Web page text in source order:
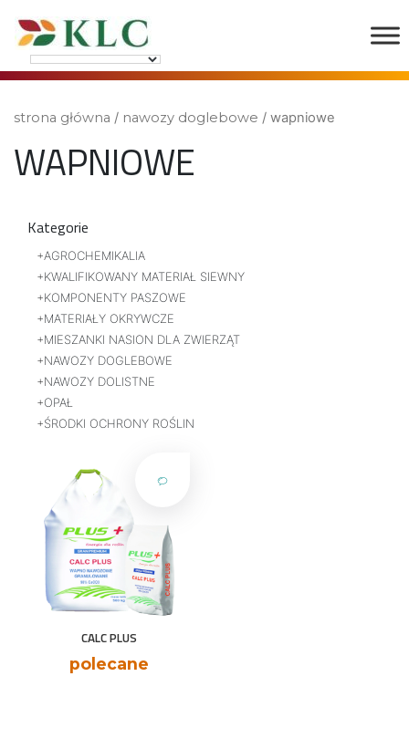
strona główna / nawozy doglebowe / wapniowe
WAPNIOWE
Kategorie
AGROCHEMIKALIA
KWALIFIKOWANY MATERIAŁ SIEWNY
KOMPONENTY PASZOWE
MATERIAŁY OKRYWCZE
MIESZANKI NASION DLA ZWIERZĄT
NAWOZY DOGLEBOWE
NAWOZY DOLISTNE
OPAŁ
ŚRODKI OCHRONY ROŚLIN
CALC PLUS
polecane